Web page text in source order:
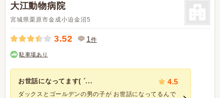
大江動物病院
宮城県栗原市金成小迫金沼5
3.52 1件
駐車場あり
お世話になってます( ´... 4.5
ダックスとゴールデンの男の子が お世話になってるんで